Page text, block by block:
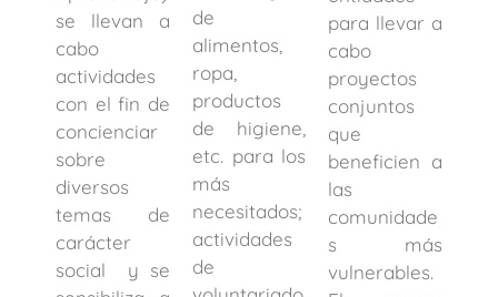
se llevan a
cabo
actividades
con el fin de
concienciar
sobre
diversos
temas de
carácter
social y se
de
alimentos,
ropa,
productos
de higiene,
etc. para los
más
necesitados;
actividades
de
para llevar a
cabo
proyectos
conjuntos
que
beneficien a
las
comunidade
s más
vulnerables.